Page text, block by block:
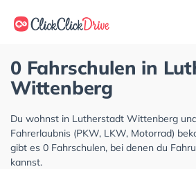
0 Fahrschulen in
Wittenberg
Du wohnst in Lutherstadt Wittenberg
Fahrerlaubnis (PKW, LKW, Motorrad)
gibt es 0 Fahrschulen, bei denen du
kannst.